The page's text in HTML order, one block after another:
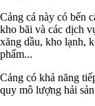
Cảng cá này có bến
kho bãi và các dịch
xăng dầu, kho lạnh,
phẩm...
Cảng có khả năng
quy mô lượng hải